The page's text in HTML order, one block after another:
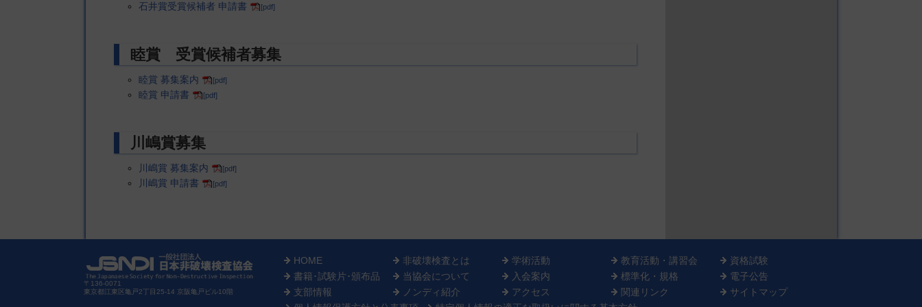
石井賞受賞候補者 申請書 [pdf]
睦賞 受賞候補者募集
睦賞 募集案内 [pdf]
睦賞 申請書 [pdf]
川嶋賞募集
川嶋賞 募集案内 [pdf]
川嶋賞 申請書 [pdf]
〒136-0071
東京都江東区亀戸2丁目25-14 京阪亀戸ビル10階
HOME 非破壊検査とは 学術活動 教育活動・講習会
資格試験
書籍･試験片･頒布品
当協会について 入会案内 標準化・規格
電子公告
支部情報
ノンディ紹介 アクセス 関連リンク
サイトマップ